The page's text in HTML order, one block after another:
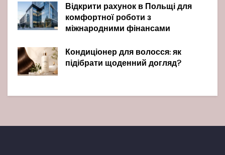
Відкрити рахунок в Польщі для
комфортної роботи з
міжнародними фінансами
Кондиціонер для волосся: як
підібрати щоденний догляд?